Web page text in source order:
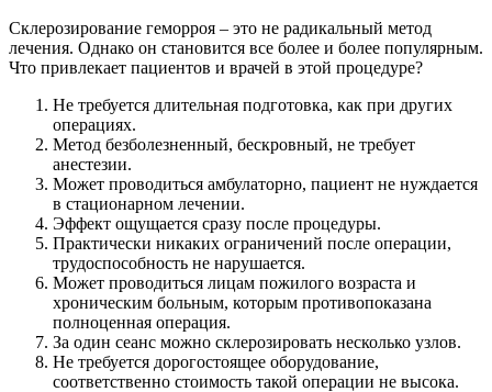
Склерозирование геморроя – это не радикальный метод
лечения. Однако он становится все более и более популярным.
Что привлекает пациентов и врачей в этой процедуре?
Не требуется длительная подготовка, как при других
операциях.
Метод безболезненный, бескровный, не требует
анестезии.
Может проводиться амбулаторно, пациент не нуждается
в стационарном лечении.
Эффект ощущается сразу после процедуры.
Практически никаких ограничений после операции,
трудоспособность не нарушается.
Может проводиться лицам пожилого возраста и
хроническим больным, которым противопоказана
полноценная операция.
За один сеанс можно склерозировать несколько узлов.
Не требуется дорогостоящее оборудование,
соответственно стоимость такой операции не высока.